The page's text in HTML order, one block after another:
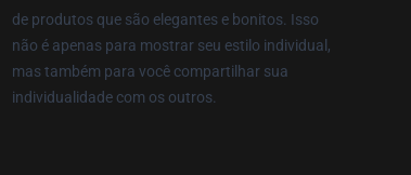
de produtos que são elegantes e bonitos. Isso
não é apenas para mostrar seu estilo individual,
mas também para você compartilhar sua
individualidade com os outros.